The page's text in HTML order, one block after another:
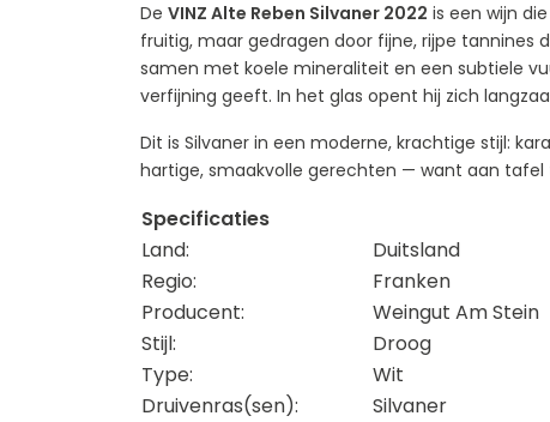
De VINZ Alte Reben Silvaner 2022 is een wijn
fruitig, maar gedragen door fijne, rijpe tannines
samen met koele mineraliteit en een subtiele
verfijning geeft. In het glas opent hij zich
Dit is Silvaner in een moderne, krachtige stijl:
hartige, smaakvolle gerechten — want aan tafel
Specificaties
Land:
Duitsland
Regio:
Franken
Producent:
Weingut Am Stein
Stijl:
Droog
Type:
Wit
Druivenras(sen):
Silvaner